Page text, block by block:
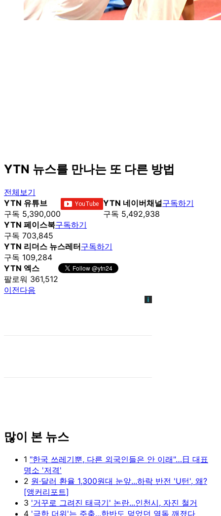
YTN 뉴스를 만나는 또 다른 방법
전체보기
YTN 유튜브
구독 5,390,000
YTN 네이버채널
구독 5,492,938
구독하기
YTN 페이스북
구독 703,845
구독하기
YTN 리더스 뉴스레터
구독 109,284
구독하기
YTN 엑스
팔로워 361,512
이전다음
많이 본 뉴스
1 "한국 쓰레기뿐, 다른 외국인들은 안 이래"…日 대표
명소 '저격'
2 원·달러 환율 1,300원대 눈앞...하락 반전 'U턴', 왜?
[앵커리포트]
3 '거꾸로 그려진 태극기' 논란...인천시, 자진 철거
4 '극한 더위'는 주춤...한반도 덮었던 열돔 깨졌다